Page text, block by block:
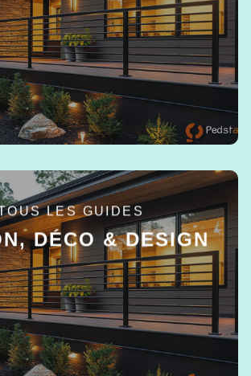
EN SAVOIR +
LES GUIDES
DÉCO & DESIGN
EN SAVOIR +